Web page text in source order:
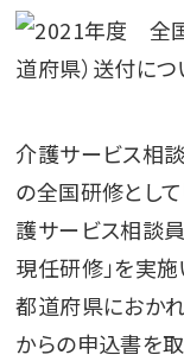
介護サービス相
の全国研修とし
護サービス相談
現任研修」を実施
都道府県におか
からの申込書を